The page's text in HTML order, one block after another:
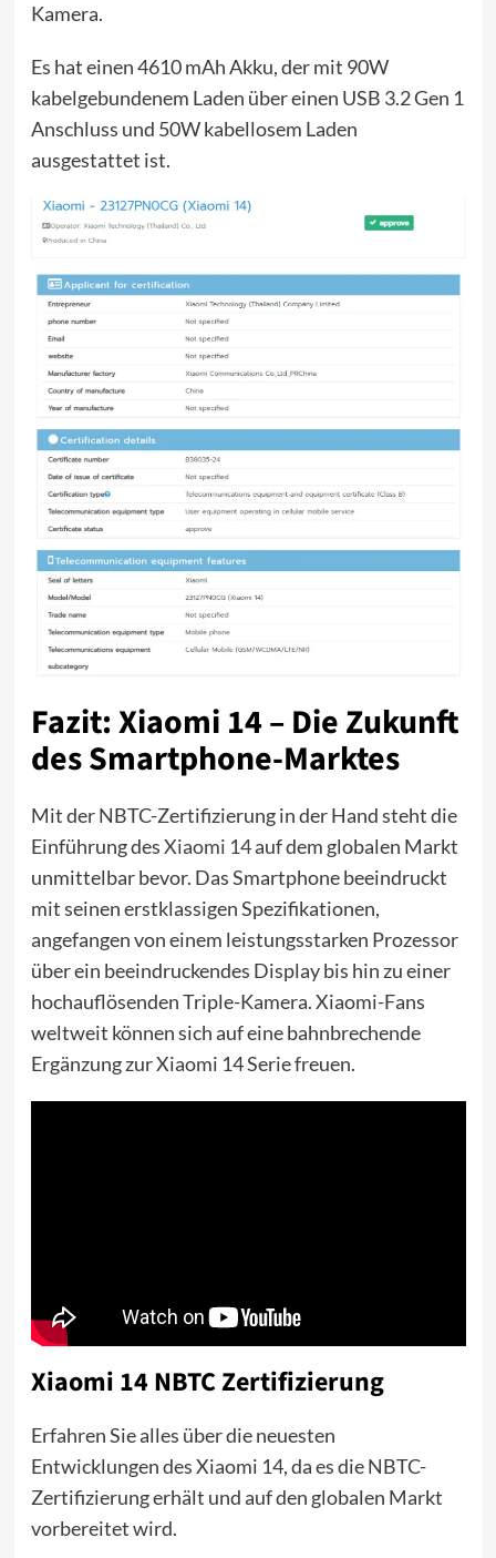
Kamera.
Es hat einen 4610 mAh Akku, der mit 90W
kabelgebundenem Laden über einen USB 3.2 Gen 1
Anschluss und 50W kabellosem Laden
ausgestattet ist.
Fazit: Xiaomi 14 – Die Zukunft
des Smartphone-Marktes
Mit der NBTC-Zertifizierung in der Hand steht die
Einführung desXiaomi 14auf dem globalen Markt
unmittelbar bevor. Das Smartphone beeindruckt
mit seinen erstklassigen Spezifikationen,
angefangen von einem leistungsstarken Prozessor
über ein beeindruckendes Display bis hin zu einer
hochauflösenden Triple-Kamera. Xiaomi-Fans
weltweit können sich auf eine bahnbrechende
Ergänzung zur Xiaomi 14 Serie freuen.
Xiaomi 14 NBTC Zertifizierung
Erfahren Sie alles über die neuesten
Entwicklungen des Xiaomi 14, da es die NBTC-
Zertifizierung erhält und auf den globalen Markt
vorbereitet wird.